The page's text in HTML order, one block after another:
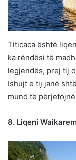
Titicaca është
ka rëndësi të
legjendës, prej tij
Ishujt e tij janë
mund të
8. Liqeni